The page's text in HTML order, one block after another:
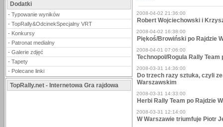
Dodatki
- Typowanie wyników
- TopRally&OdcinekSpecjalny VRT
- Konkursy
- Patronat medialny
- Galerie zdjęć
- Tapety
- Polecane linki
TopRally.net - Internetowa Gra rajdowa
2008-04-02 21:36:00
Robert Wojciechowski i
2008-04-02 16:38:00
Piękoś/Browiński po Rajdzie
2008-04-01 07:06:00
Technopol/Rogula Rally
2008-03-31 14:36:00
Do trzech razy sztuka, czyli
Warszawskim
2008-03-31 14:33:00
Herbi Rally Team po Rajdzie
2008-03-31 12:14:00
W Warszawie triumfuje Piotr